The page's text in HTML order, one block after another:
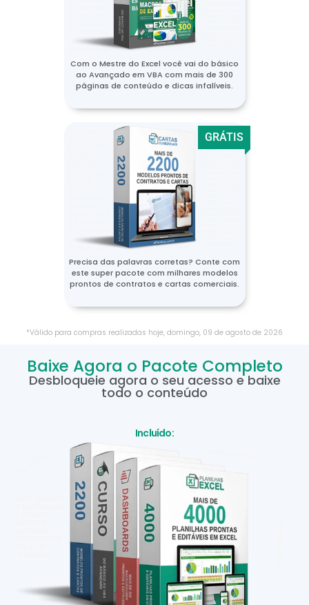
Com o Mestre do Excel você vai do básico
ao Avançado em VBA com mais de 300
páginas de conteúdo e dicas infalíveis.
GRÁTIS
Precisa das palavras corretas? Conte com
este super pacote com milhares modelos
prontos de contratos e cartas comerciais.
*Válido para compras realizadas hoje, domingo, 09 de agosto de 2026
Baixe Agora o Pacote Completo
Desbloqueie agora o seu acesso e baixe
todo o conteúdo
Incluído: